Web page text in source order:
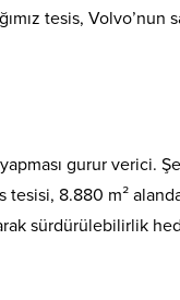
tesis, Volvo’nun
gurur verici.
tesisi, 8.880 m²
sürdürülebilirlik